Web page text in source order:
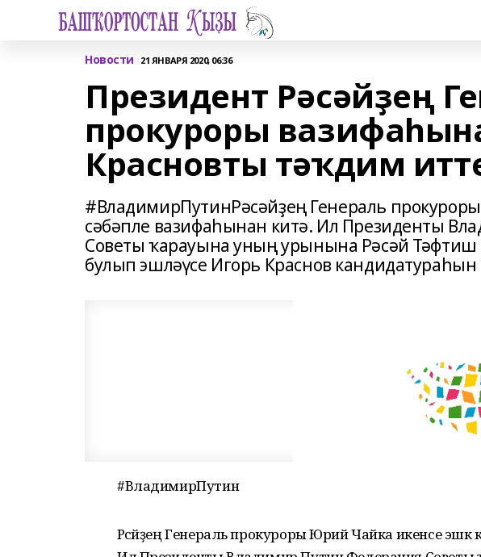
Новости 21 ЯНВАРЯ 2020, 06:36
Президент Рәсәйҙең
прокуроры
Красновты тәҡдим
#ВладимирПутинРәсәйҙең Генераль
сәбәпле вазифаһынан китә. Ил Президенты
Советы ҡарауына уның урынына Рәсәй
булып эшләүсе Игорь Краснов
#ВладимирПутин
Рәсәйҙең Генераль прокуроры Юрий Чайка икенсе эшкә